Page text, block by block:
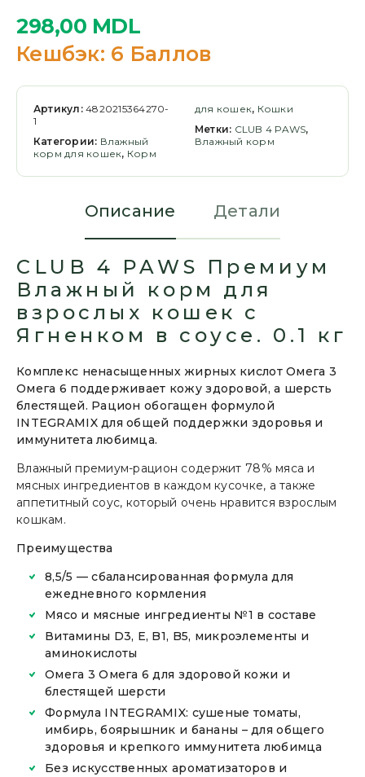
298,00 MDL
Кешбэк: 6 Баллов
Артикул:4820215364270-
1
Категории: Влажный
корм для кошек, Корм
для кошек, Кошки
Метки: CLUB 4 PAWS,
Влажный корм
Описание Детали
CLUB 4 PAWS Премиум
Влажный корм для
взрослых кошек с
Ягненком в соусе. 0.1 кг
Комплекс ненасыщенных жирных кислот Омега 3
Омега 6 поддерживает кожу здоровой, а шерсть
блестящей. Рацион обогащен формулой
INTEGRAMIX для общей поддержки здоровья и
иммунитета любимца.
Влажный премиум-рацион содержит 78% мяса и
мясных ингредиентов в каждом кусочке, а также
аппетитный соус, который очень нравится взрослым
кошкам.
Преимущества
8,5/5 — сбалансированная формула для
ежедневного кормления
Мясо и мясные ингредиенты №1 в составе
Витамины D3, E, B1, B5, микроэлементы и
аминокислоты
Омега 3 Омега 6 для здоровой кожи и
блестящей шерсти
Формула INTEGRAMIX: сушеные томаты,
имбирь, боярышник и бананы – для общего
здоровья и крепкого иммунитета любимца
Без искусственных ароматизаторов и